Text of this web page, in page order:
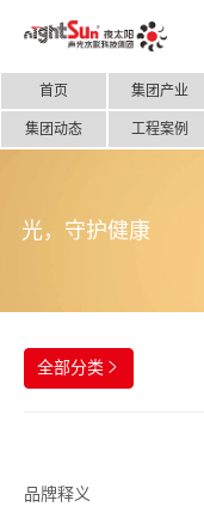
首页 集团产业
集团动态 工程案例
光，守护健康
全部分类 
品牌释义